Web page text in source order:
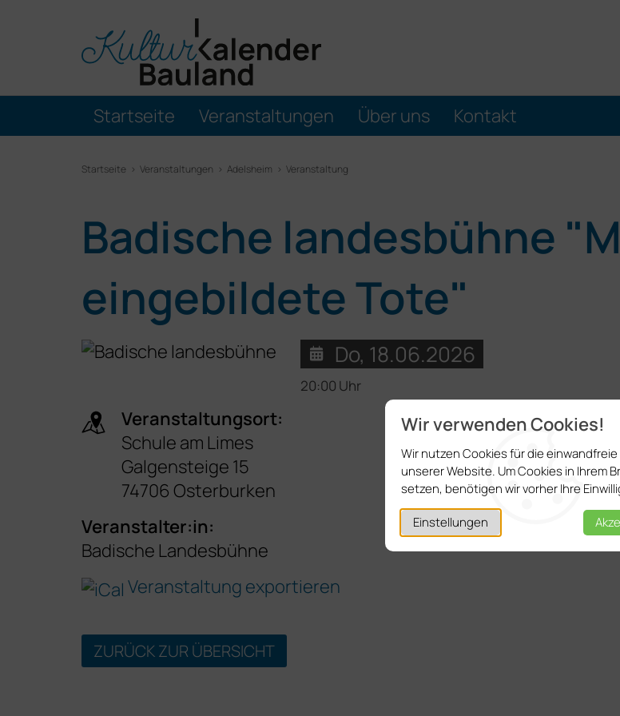
Wir verwenden Cookies!
Wir nutzen Cookies für die
unserer Website. Um Cookies in Ihrem
setzen, benötigen wir vorher Ihre
Einstellungen
Startseite Veranstaltungen Über uns Kontakt
Startseite Veranstaltungen Adelsheim Veranstaltung
Badische landesbühne
eingebildete Tote"
Do, 18.06.2026
20:00 Uhr
Veranstaltungsort:
Schule am Limes
Galgensteige 15
74706 Osterburken
Veranstalter:in:
Badische Landesbühne
Veranstaltung exportieren
ZURÜCK ZUR ÜBERSICHT